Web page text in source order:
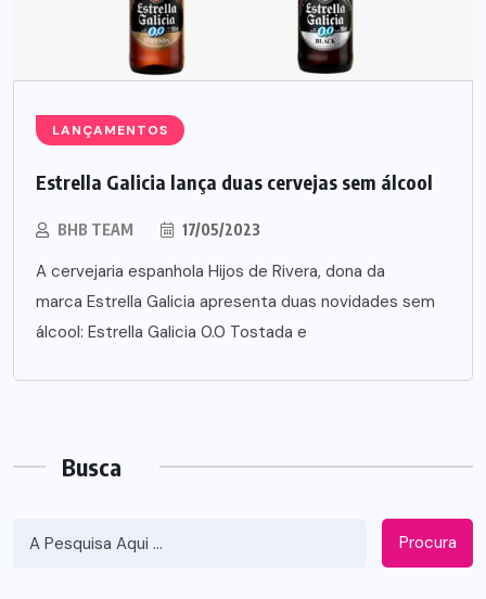
LANÇAMENTOS
Estrella Galicia lança duas cervejas sem álcool
BHB TEAM 17/05/2023
A cervejaria espanhola Hijos de Rivera, dona da
marca Estrella Galicia apresenta duas novidades sem
álcool: Estrella Galicia 0.0 Tostada e
Busca
Procura